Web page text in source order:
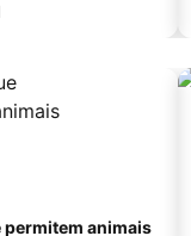
permitem animais